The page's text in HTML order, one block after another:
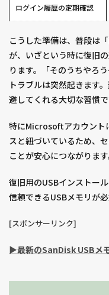
ログイン履歴の定期確認
こうした準備は、普段は
が、いざという時に復旧
ります。「そのうちやろ
トラブルは突然起きます
避してくれる大切な習慣で
特にMicrosoftアカウント
スと紐づいているため、
ことが安心につながります
復旧用のUSBインストー
信頼できるUSBメモリが
[スポンサーリンク]
▶︎最新のSanDisk USBメ